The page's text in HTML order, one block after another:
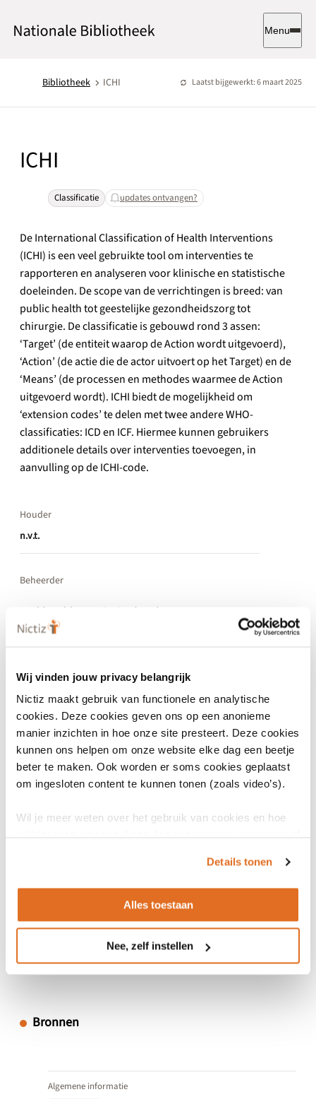
Wij vinden jouw privacy belangrijk
Nictiz maakt gebruik van functionele en analytische
cookies. Deze cookies geven ons op een anonieme
manier inzichten in hoe onze site presteert. Deze cookies
kunnen ons helpen om onze website elke dag een beetje
beter te maken. Ook worden er soms cookies geplaatst
om ingesloten content te kunnen tonen (zoals video’s).
Wil je meer weten over het gebruik van cookies en hoe
Details tonen
Alles toestaan
Nee, zelf instellen
Menu
Bibliotheek ICHI Laatst bijgewerkt: 6 maart 2025
ICHI
Classificatie updates ontvangen?
De International Classification of Health Interventions
(ICHI) is een veel gebruikte tool om interventies te
rapporteren en analyseren voor klinische en statistische
doeleinden. De scope van de verrichtingen is breed: van
public health tot geestelijke gezondheidszorg tot
chirurgie. De classificatie is gebouwd rond 3 assen:
‘Target’ (de entiteit waarop de Action wordt uitgevoerd),
‘Action’ (de actie die de actor uitvoert op het Target) en de
‘Means’ (de processen en methodes waarmee de Action
uitgevoerd wordt). ICHI biedt de mogelijkheid om
‘extension codes’ te delen met twee andere WHO-
classificaties: ICD en ICF. Hiermee kunnen gebruikers
additionele details over interventies toevoegen, in
aanvulling op de ICHI-code.
Houder
n.v.t.
Beheerder
World Health Organization (WHO)
Eigenschappen
Indeling
Generieke specificatie
Soort generieke specificatie
-
Gerelateerd aan EHDS
Bronnen
Algemene informatie